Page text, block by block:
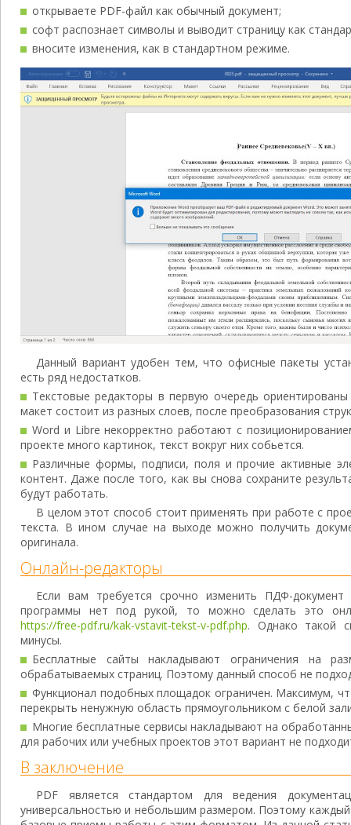
открываете PDF-файл как обычный документ;
софт распознает символы и выводит страницу как
вносите изменения, как в стандартном режиме.
Данный вариант удобен тем, что офисные пакеты
есть ряд недостатков.
Текстовые редакторы в первую очередь
макет состоит из разных слоев, после преобразования
Word и Libre некорректно работают с
проекте много картинок, текст вокруг них собьется.
Различные формы, подписи, поля и прочие активные
контент. Даже после того, как вы снова сохраните
будут работать.
В целом этот способ стоит применять при работе с
текста. В ином случае на выходе можно получить
оригинала.
Онлайн-редакторы
Если вам требуется срочно изменить ПДФ-
программы нет под рукой, то можно сделать это
https://free-pdf.ru/kak-vstavit-tekst-v-pdf.php. Однако такой
минусы.
Бесплатные сайты накладывают ограничения на
обрабатываемых страниц. Поэтому данный способ не
Функционал подобных площадок ограничен. Максимум,
перекрыть ненужную область прямоугольником с белой
Многие бесплатные сервисы накладывают на
для рабочих или учебных проектов этот вариант не
В заключение
PDF является стандартом для ведения
универсальностью и небольшим размером. Поэтому